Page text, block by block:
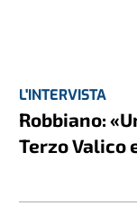
L'INTERVISTA
Robbiano:
Terzo Valico